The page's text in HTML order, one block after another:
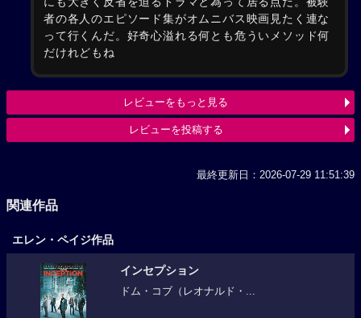
者の各人のエピソード集がオムニバス映画見たく連な
って行くんだ。好奇心溢れる何とも危ういメソッド何
だけれどもね
レビューをもっと見る
レビューを投稿する
最終更新日：2026-07-29 11:51:39
関連作品
エレン・ペイジ作品
インセプション
ドム・コブ（レオナルド・...